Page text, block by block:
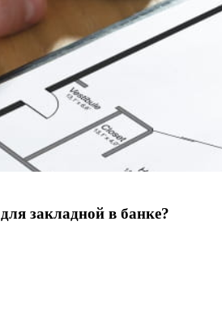
закладной в банке?